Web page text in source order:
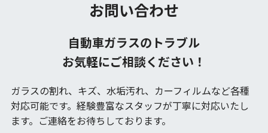
お問い合わせ
自動車ガラスのトラブル
お気軽にご相談ください！
ガラスの割れ、キズ、水垢汚れ、カーフィルムなど各種
対応可能です。 経験豊富なスタッフが丁寧に対応いたし
ます。ご連絡をお待ちしております。